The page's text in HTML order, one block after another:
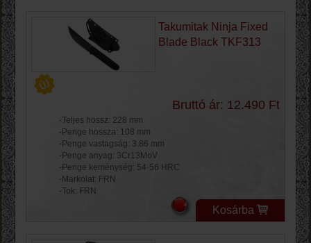
Takumitak Ninja Fixed
Blade Black TKF313
Bruttó ár: 12.490 Ft
-Teljes hossz: 228 mm
-Penge hossza: 108 mm
-Penge vastagság: 3.86 mm
-Penge anyag: 3Cr13MoV
-Penge keménység: 54-56 HRC
-Markolat: FRN
-Tok: FRN
Kosárba